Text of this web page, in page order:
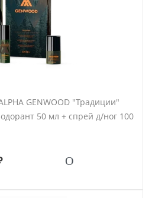
GENWOOD "Традиции"
50 мл + спрей д/ног 100